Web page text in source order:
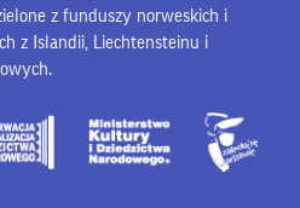
z funduszy norweskich i
z Islandii, Liechtensteinu i